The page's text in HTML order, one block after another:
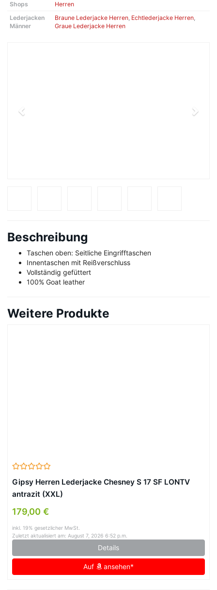
Shops
Herren
Lederjacken
Männer
Braune Lederjacke Herren, Echtlederjacke Herren,
Graue Lederjacke Herren
Beschreibung
Taschen oben: Seitliche Eingrifftaschen
Innentaschen mit Reißverschluss
Vollständig gefüttert
100% Goat leather
Weitere Produkte
Gipsy Herren Lederjacke Chesney S 17 SF LONTV
antrazit (XXL)
179,00 €
inkl. 19% gesetzlicher MwSt.
Zuletzt aktualisiert am: August 7, 2026 6:52 p.m.
Details
Auf ansehen*